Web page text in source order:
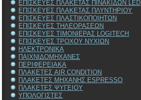
ΕΠΙΣΚΕΥΕΣ ΠΛΑΚΕΤΑΣ ΠΙΝΑΚΙΔΩΝ LED
ΕΠΙΣΚΕΥΕΣ ΠΛΑΚΕΤΑΣ ΠΛΥΝΤΗΡΙΟΥ
ΕΠΙΣΚΕΥΕΣ ΠΛΑΣΤΙΚΟΠΟΙΗΤΩΝ
ΕΠΙΣΚΕΥΕΣ ΤΗΛΕΟΡΑΣΕΩΝ
ΕΠΙΣΚΕΥΕΣ ΤΙΜΟΝΙΕΡΑΣ LOGITECH
ΕΠΙΣΚΕΥΕΣ ΤΡΟΧΟΥ ΝΥΧΙΩΝ
ΗΛΕΚΤΡΟΝΙΚΑ
ΠΑΙΧΝΙΔΟΜΗΧΑΝΕΣ
ΠΕΡΙΦΕΡΕΙΑΚΑ
ΠΛΑΚΕΤΕΣ AIR CONDITION
ΠΛΑΚΕΤΕΣ ΜΗΧΑΝΗΣ ESPRESSO
ΠΛΑΚΕΤΕΣ ΨΥΓΕΙΟΥ
ΥΠΟΛΟΓΙΣΤΕΣ